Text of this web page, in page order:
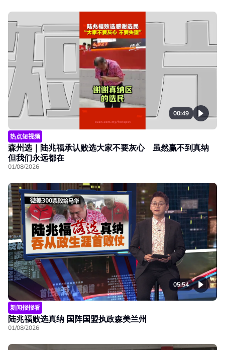
00:49
热点短视频
森州选｜陆兆福承认败选大家不要灰心 虽然赢不到真纳
但我们永远都在
01/08/2026
05:54
新闻报报看
陆兆福败选真纳 国阵国盟执政森美兰州
01/08/2026